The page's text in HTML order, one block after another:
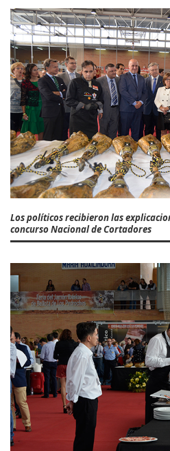
Los políticos recibieron las
concurso Nacional de Cortadores